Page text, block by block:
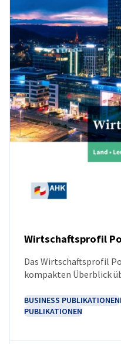
NEUIGKEITEN
Wirtschaftsprofil
Das Wirtschaftsprofil
kompakten Überblick
BUSINESS PUBLIKATIONEN
PUBLIKATIONEN